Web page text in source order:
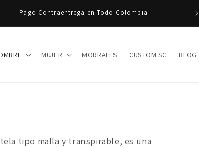
Pago Contraentrega en Todo Colombia
MUJER MORRALES CUSTOM SC BLOG
tipo malla y transpirable, es una